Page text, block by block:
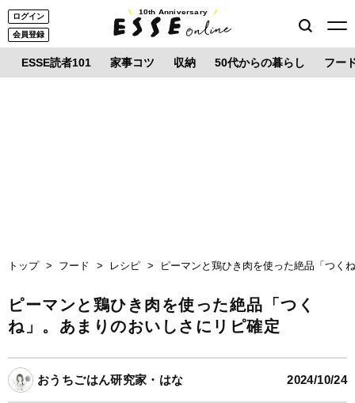
ログイン
会員登録
10th Anniversary
ESSE読者101 家事コツ 収納 50代からの暮らし フー
トップ フード レシピ ピーマンと鶏ひき肉を使った絶品「つく
ピーマンと鶏ひき肉を使った絶品「つく
ね」。あまりのおいしさにリピ確定
おうちごはん研究家・はな 2024/10/24